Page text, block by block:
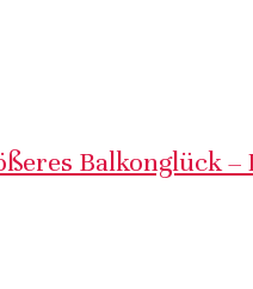
Balkonglück –